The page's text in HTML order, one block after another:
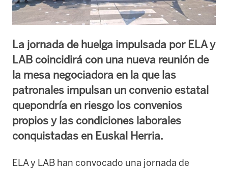
La jornada de huelga impulsada por ELA y
LAB coincidirá con una nueva reunión de
la mesa negociadora en la que las
patronales impulsan un convenio estatal
quepondría en riesgo los convenios
propios y las condiciones laborales
conquistadas en Euskal Herria.
ELA y LAB han convocado una jornada de